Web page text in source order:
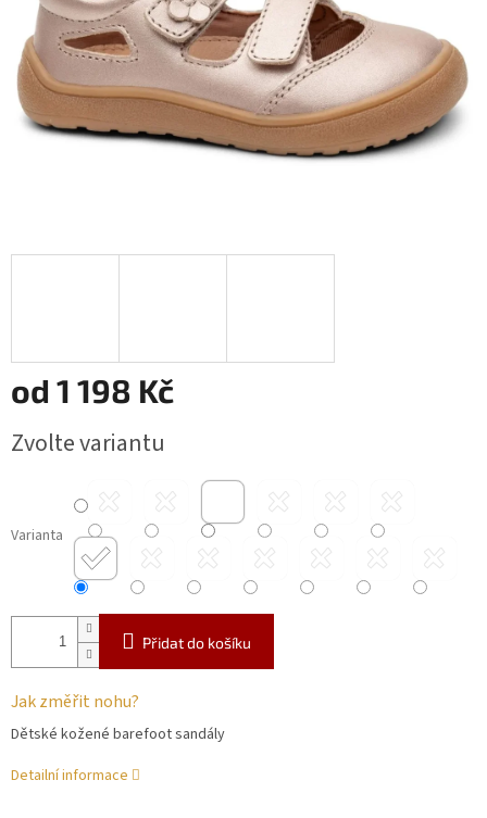
od 1 198 Kč
cena:
Zvolte variantu
Varianta
Přidat do košíku
Jak změřit nohu?
Dětské kožené barefoot sandály
Detailní informace